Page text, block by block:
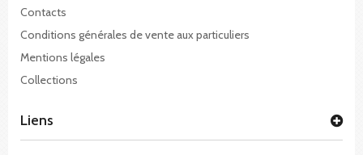
Contacts
Conditions générales de vente aux particuliers
Mentions légales
Collections
Liens